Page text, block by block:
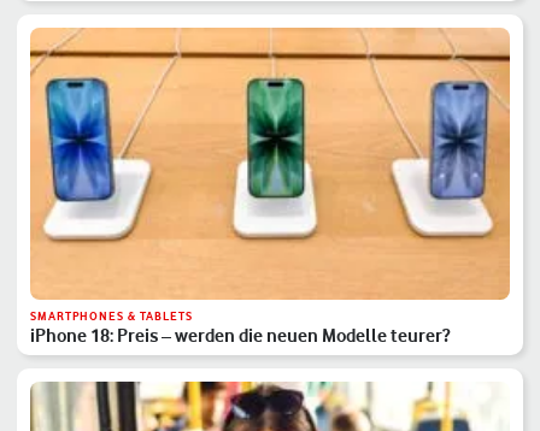
SMARTPHONES & TABLETS
iPhone 18: Preis – werden die neuen Modelle teurer?